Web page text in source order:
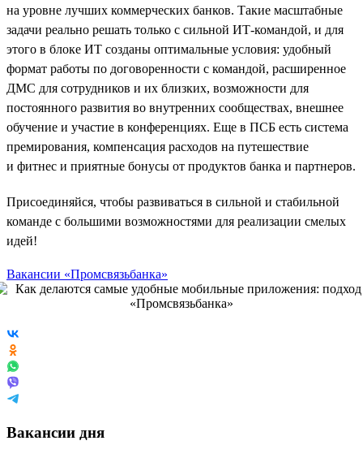
на уровне лучших коммерческих банков. Такие масштабные
задачи реально решать только с сильной ИТ-командой, и для
этого в блоке ИТ созданы оптимальные условия: удобный
формат работы по договоренности с командой, расширенное
ДМС для сотрудников и их близких, возможности для
постоянного развития во внутренних сообществах, внешнее
обучение и участие в конференциях. Еще в ПСБ есть система
премирования, компенсация расходов на путешествие
и фитнес и приятные бонусы от продуктов банка и партнеров.
Присоединяйся, чтобы развиваться в сильной и стабильной
команде с большими возможностями для реализации смелых
идей!
Вакансии «Промсвязьбанка»
Вакансии дня